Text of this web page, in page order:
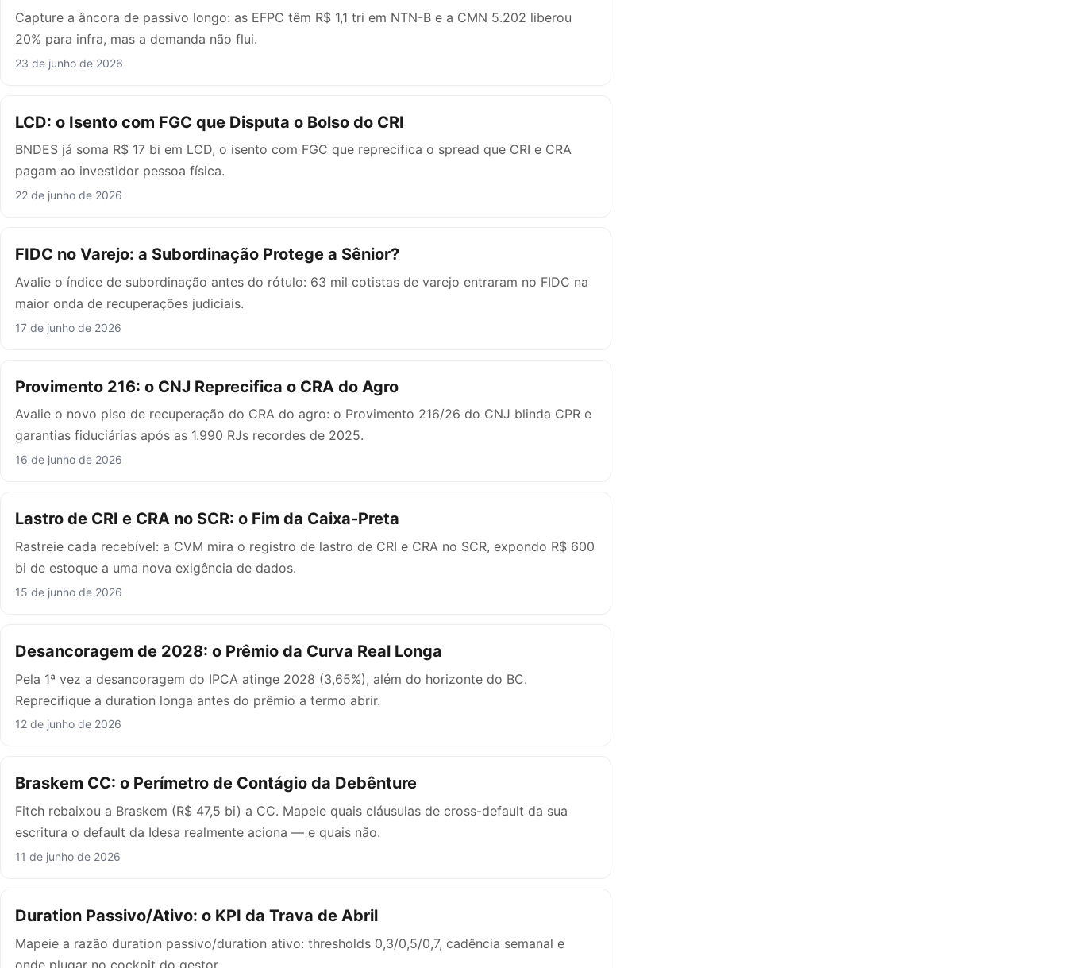
Capture a âncora de passivo longo: as EFPC têm R$ 1,1 tri em NTN-B e a CMN 5.202 liberou
20% para infra, mas a demanda não flui.
23 de junho de 2026
LCD: o Isento com FGC que Disputa o Bolso do CRI
BNDES já soma R$ 17 bi em LCD, o isento com FGC que reprecifica o spread que CRI e CRA
pagam ao investidor pessoa física.
22 de junho de 2026
FIDC no Varejo: a Subordinação Protege a Sênior?
Avalie o índice de subordinação antes do rótulo: 63 mil cotistas de varejo entraram no FIDC na
maior onda de recuperações judiciais.
17 de junho de 2026
Provimento 216: o CNJ Reprecifica o CRA do Agro
Avalie o novo piso de recuperação do CRA do agro: o Provimento 216/26 do CNJ blinda CPR e
garantias fiduciárias após as 1.990 RJs recordes de 2025.
16 de junho de 2026
Lastro de CRI e CRA no SCR: o Fim da Caixa-Preta
Rastreie cada recebível: a CVM mira o registro de lastro de CRI e CRA no SCR, expondo R$ 600
bi de estoque a uma nova exigência de dados.
15 de junho de 2026
Desancoragem de 2028: o Prêmio da Curva Real Longa
Pela 1ª vez a desancoragem do IPCA atinge 2028 (3,65%), além do horizonte do BC.
Reprecifique a duration longa antes do prêmio a termo abrir.
12 de junho de 2026
Braskem CC: o Perímetro de Contágio da Debênture
Fitch rebaixou a Braskem (R$ 47,5 bi) a CC. Mapeie quais cláusulas de cross-default da sua
escritura o default da Idesa realmente aciona — e quais não.
11 de junho de 2026
Duration Passivo/Ativo: o KPI da Trava de Abril
Mapeie a razão duration passivo/duration ativo: thresholds 0,3/0,5/0,7, cadência semanal e
onde plugar no cockpit do gestor.